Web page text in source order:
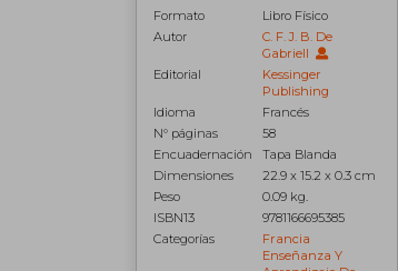
Formato
Libro Físico
Autor
C. F. J. B. De
Gabriell
Editorial
Kessinger
Publishing
Idioma
Francés
N° páginas
58
Encuadernación
Tapa Blanda
Dimensiones
22.9 x 15.2 x 0.3 cm
Peso
0.09 kg.
ISBN13
9781166695385
Categorías
Francia
Enseñanza Y